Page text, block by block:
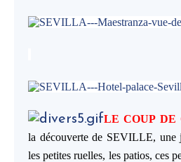
LE COUP DE
la découverte de SEVILLE,
les petites ruelles, les patios, ces